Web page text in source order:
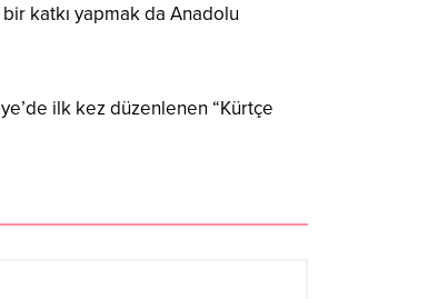
katkı yapmak da Anadolu
ilk kez düzenlenen “Kürtçe